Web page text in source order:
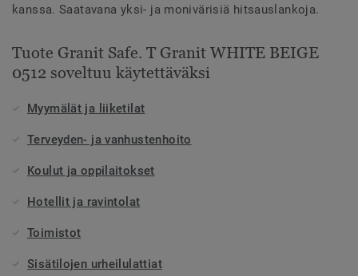
kanssa. Saatavana yksi- ja monivärisiä hitsauslankoja.
Tuote Granit Safe. T Granit WHITE BEIGE
0512 soveltuu käytettäväksi
Myymälät ja liiketilat
Terveyden- ja vanhustenhoito
Koulut ja oppilaitokset
Hotellit ja ravintolat
Toimistot
Sisätilojen urheilulattiat